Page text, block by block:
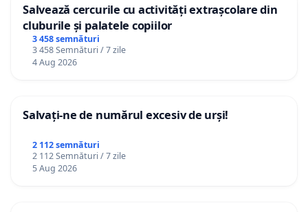
Salvează cercurile cu activități extrașcolare din
cluburile și palatele copiilor
3 458 semnături
3 458 Semnături / 7 zile
4 Aug 2026
Salvați-ne de numărul excesiv de urși!
2 112 semnături
2 112 Semnături / 7 zile
5 Aug 2026